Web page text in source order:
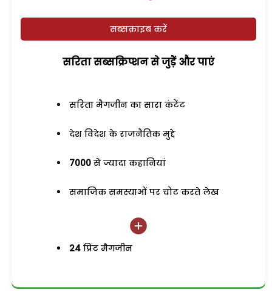
सब्सक्राइब करें
सरिता सब्सक्रिप्शन से जुड़ेें और पाएं
सरिता मैगजीन का सारा कंटेंट
देश विदेश के राजनैतिक मुद्दे
7000 से ज्यादा कहानियां
समाजिक समस्याओं पर चोट करते लेख
24 प्रिंट मैगजीन